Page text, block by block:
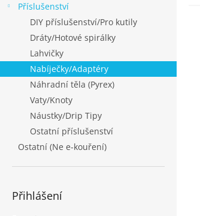
Příslušenství
DIY příslušenství/Pro kutily
Dráty/Hotové spirálky
Lahvičky
Nabíječky/Adaptéry
Náhradní těla (Pyrex)
Vaty/Knoty
Náustky/Drip Tipy
Ostatní příslušenství
Ostatní (Ne e-kouření)
Přihlášení